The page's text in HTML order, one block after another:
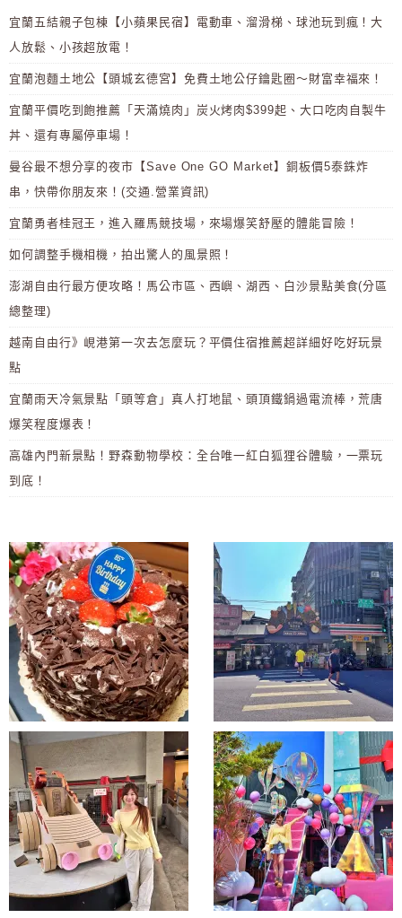
宜蘭五結親子包棟【小蘋果民宿】電動車、溜滑梯、球池玩到瘋！大
人放鬆、小孩超放電！
宜蘭泡麵土地公【頭城玄德宮】免費土地公仔鑰匙圈～財富幸福來！
宜蘭平價吃到飽推薦「天滿燒肉」炭火烤肉$399起、大口吃肉自製牛
丼、還有專屬停車場！
曼谷最不想分享的夜市【Save One GO Market】銅板價5泰銖炸
串，快帶你朋友來！(交通.營業資訊)
宜蘭勇者桂冠王，進入羅馬競技場，來場爆笑舒壓的體能冒險！
如何調整手機相機，拍出驚人的風景照！
澎湖自由行最方便攻略！馬公市區、西嶼、湖西、白沙景點美食(分區
總整理)
越南自由行》峴港第一次去怎麼玩？平價住宿推薦超詳細好吃好玩景
點
宜蘭雨天冷氣景點「頭等倉」真人打地鼠、頭頂鐵鍋過電流棒，荒唐
爆笑程度爆表！
高雄內門新景點！野森動物學校：全台唯一紅白狐狸谷體驗，一票玩
到底！